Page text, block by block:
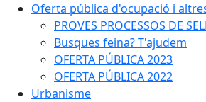
Oferta pública d'ocupació i
PROVES PROCESSOS DE
Busques feina? T'ajudem
OFERTA PÚBLICA 2023
OFERTA PÚBLICA 2022
Urbanisme